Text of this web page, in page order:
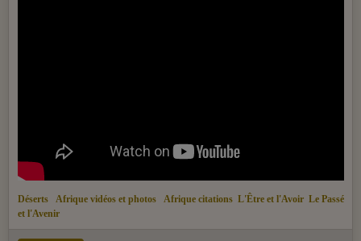
Déserts Afrique vidéos et photos Afrique citations L'Être et l'Avoir Le Passé
et l'Avenir